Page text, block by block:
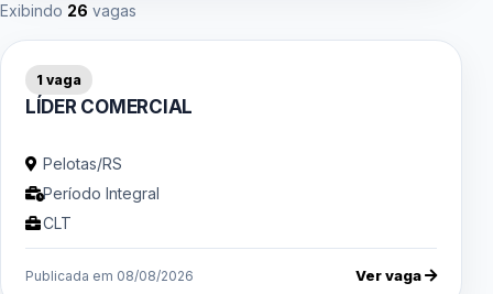
Exibindo 26 vagas
1 vaga
LÍDER COMERCIAL
Pelotas/RS
Período Integral
CLT
Publicada em 08/08/2026 Ver vaga